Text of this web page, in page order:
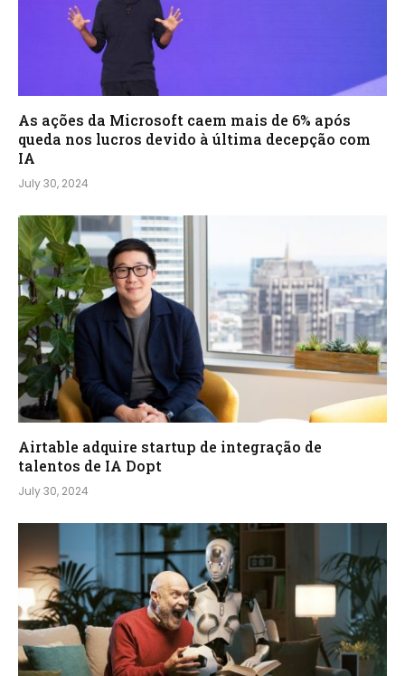
As ações da Microsoft caem mais de 6% após
queda nos lucros devido à última decepção com
IA
July 30, 2024
Airtable adquire startup de integração de
talentos de IA Dopt
July 30, 2024